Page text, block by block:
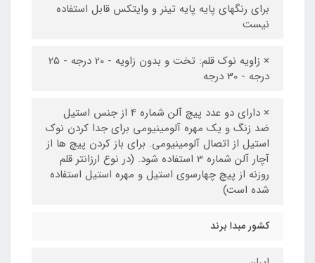
برای رنگهای پایه پایه تینر و وایتکس قابل استفاده
نیست
× زاویه نوک قلم: تخت و بدون زاویه - 20 درجه - 25
درجه - 30 درجه
× دارای دو عدد پیچ آلن شماره 4 از جنس استیل
ضد زنگ و یک مهره آلومینیومی برای جدا کردن نوک
استیل از اتصال آلومینیومی. برای باز کردن پیچ ها از
آچار آلن شماره 3 استفاده شود. (در نوع ارزانتر قلم
روزنه از پیچ چهارسوی استیل و مهره استیل استفاده
شده است)
کشور مبدا برند